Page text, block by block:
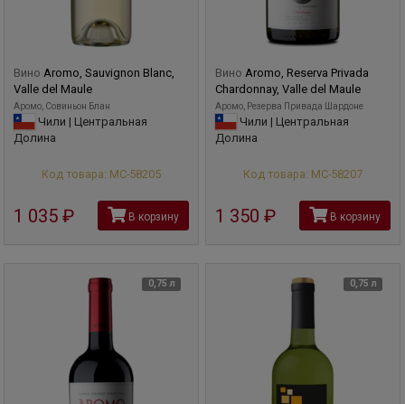
Вино Aromo, Sauvignon Blanc,
Valle del Maule
Аромо, Совиньон Блан
Чили | Центральная
Долина
Код товара: МС-58205
1 035 руб В корзину
Вино Aromo, Reserva Privada
Chardonnay, Valle del Maule
Аромо, Резерва Привада Шардоне
Чили | Центральная
Долина
Код товара: МС-58207
1 350 руб В корзину
0,75 л 0,75 л